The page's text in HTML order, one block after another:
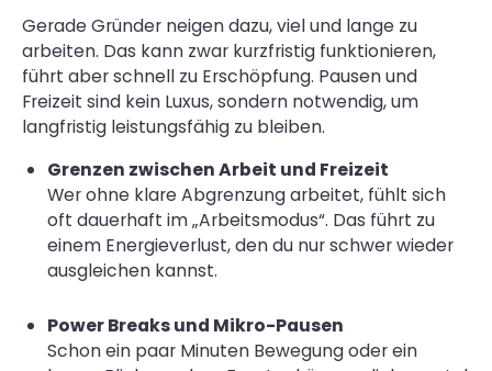
Gerade Gründer neigen dazu, viel und lange zu
arbeiten. Das kann zwar kurzfristig funktionieren,
führt aber schnell zu Erschöpfung. Pausen und
Freizeit sind kein Luxus, sondern notwendig, um
langfristig leistungsfähig zu bleiben.
Grenzen zwischen Arbeit und Freizeit
Wer ohne klare Abgrenzung arbeitet, fühlt sich
oft dauerhaft im „Arbeitsmodus“. Das führt zu
einem Energieverlust, den du nur schwer wieder
ausgleichen kannst.
Power Breaks und Mikro-Pausen
Schon ein paar Minuten Bewegung oder ein